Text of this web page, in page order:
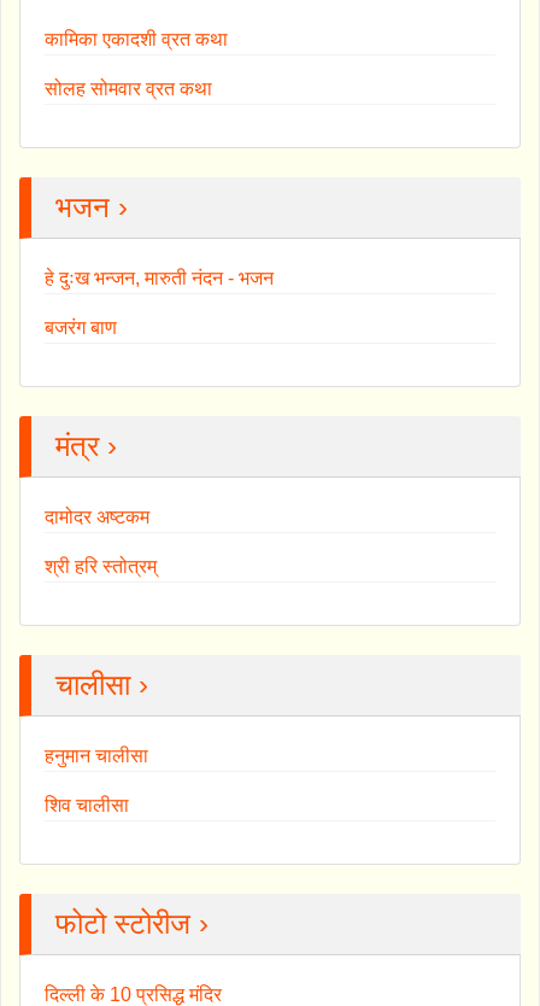
कामिका एकादशी व्रत कथा
सोलह सोमवार व्रत कथा
भजन ›
हे दुःख भन्जन, मारुती नंदन - भजन
बजरंग बाण
मंत्र ›
दामोदर अष्टकम
श्री हरि स्तोत्रम्
चालीसा ›
हनुमान चालीसा
शिव चालीसा
फोटो स्टोरीज ›
दिल्ली के 10 प्रसिद्ध मंदिर